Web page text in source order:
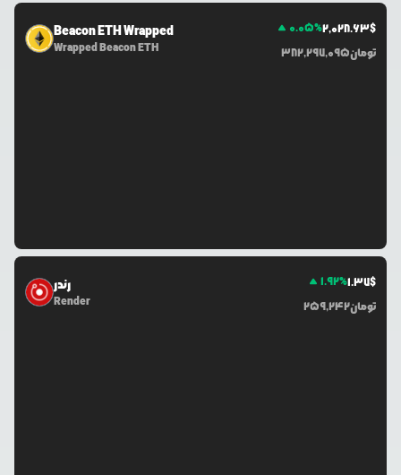
Beacon ETH Wrapped
Wrapped Beacon ETH
0.05%2,028.63$
382,297,095تومان
رندر
Render
1.92%1.37$
259,242تومان